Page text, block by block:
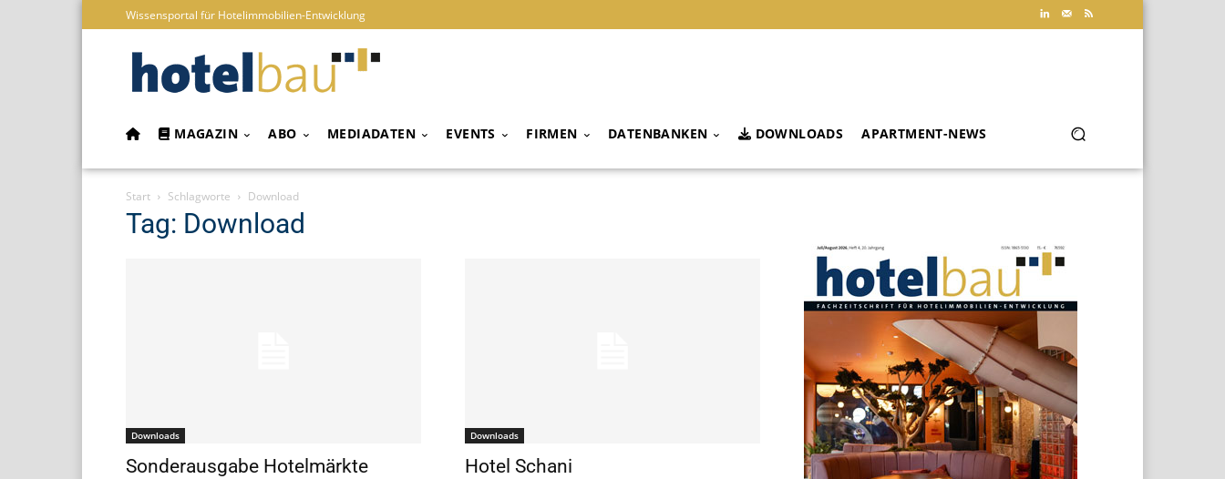
Wissensportal für Hotelimmobilien-Entwicklung
MAGAZIN ABO MEDIADATEN EVENTS FIRMEN DATENBANKEN DOWNLOADS APARTMENT-NEWS
Start Schlagworte Download
Tag: Download
Downloads
Sonderausgabe Hotelmärkte
Downloads
Hotel Schani